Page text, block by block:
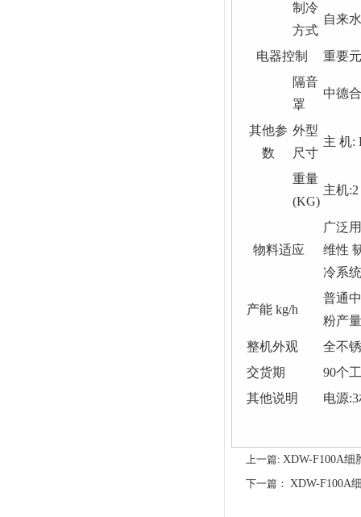
制冷
方式
自来
电器控制 重要
其他参
数
隔音
罩
中德
外型
尺寸
主 机:
重量
(KG)
主机:2
物料适应
广泛
维性
冷系
产能 kg/h
普通
粉产量
整机外观
全不
交货期
90个
其他说明
电源
上一篇: XDW-F100A细
下一篇： XDW-F100A